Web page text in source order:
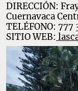
DIRECCIÓN:
Cuernavaca
TELÉFONO: 777
SITIO WEB: